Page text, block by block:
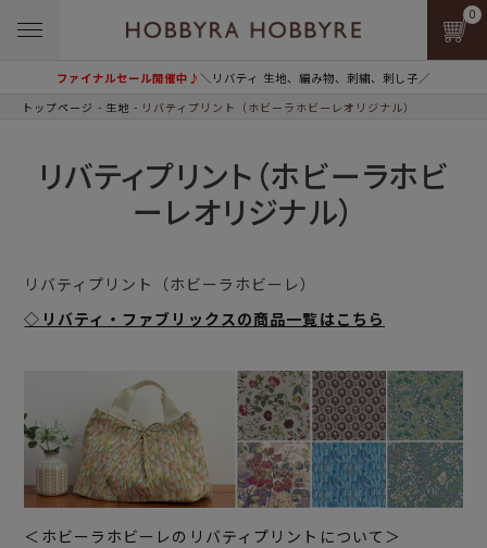
ファイナルセール開催中♪＼リバティ 生地、編み物、刺繍、刺し子／
0
トップページ 生地 リバティプリント（ホビーラホビーレオリジナル）
リバティプリント（ホビーラホビ
ーレオリジナル）
リバティプリント（ホビーラホビーレ）
◇リバティ・ファブリックスの商品一覧はこちら
＜ホビーラホビーレのリバティプリントについて＞